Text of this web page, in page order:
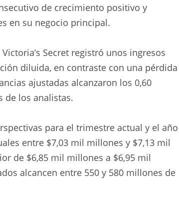
de crecimiento positivo y
en su negocio principal.
Secret registró unos ingresos
diluida, en contraste con una pérdida
ajustadas alcanzaron los 0,60
de los analistas.
para el trimestre actual y el año
entre $7,03 mil millones y $7,13 mil
de $6,85 mil millones a $6,95 mil
alcancen entre 550 y 580 millones de